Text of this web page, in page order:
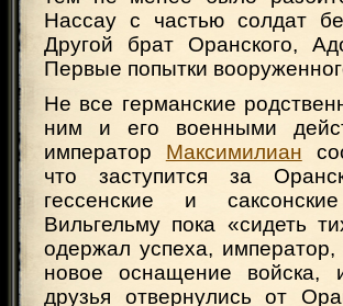
Нассау с частью солдат
Другой брат Оранского,
Первые попытки
Не все германские
ним и его военными
император Максимилиан
что заступится за
гессенские и
Вильгельму пока «сидеть
одержал успеха,
новое оснащение войска,
друзья отвернулись от